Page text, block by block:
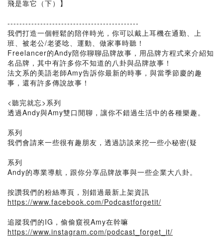
飛是靠它（下）】
--------------------------------------------
我們打造一個輕鬆的陪伴時光，你可以戴上耳機在通勤、上
班、被老公/老婆唸、運動、做家事時聽！
Freelancer的Andy陪你聊聊品牌故事，用品牌方程式來介紹知
名品牌，其中有許多你不知道的八卦與品牌故事！
法文系的美語老師Amy告訴你最新的時事，與當季節慶的趣
事，還有許多傳說故事！
<聽完就忘>系列
透過Andy與Amy雙口閒聊，讓你不錯過生活中的各種樂趣。
系列
我們會請來一些很有趣朋友，透過訪談來挖一些小秘密(疑
系列
Andy的專業導航，跟你分享品牌故事與一些企業大八卦。
按讚我們的粉絲專頁，別錯過最新上架資訊
https://www.facebook.com/Podcastforgetit/
追蹤我們的IG，偷偷窺視Amy在幹嘛
https://www.instagram.com/podcast_forget_it/